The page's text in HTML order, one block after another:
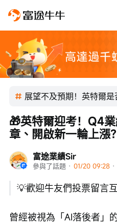
展望不及預期！英特爾是
富途業績Sir
參與了話題 · 01/20 09:28 ·
🎁英特爾迎考！Q4
章、開啟新一輪上漲
💡歡迎牛友們投票留言
曾經被視為「AI落後者」